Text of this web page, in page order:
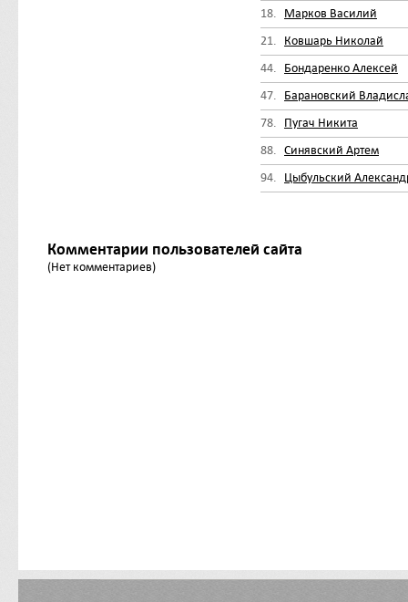
18.
Марков Василий
21.
Ковшарь Николай
44.
Бондаренко Алексей
47.
Барановский
78.
Пугач Никита
88. Синявский Артем
94.
Цыбульский
Комментарии пользователей сайта
(Нет комментариев)